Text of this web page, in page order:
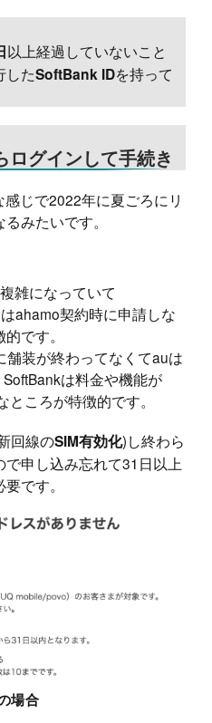
以上経過していないこと
したSoftBank IDを持って
ログインして手続き
じで2022年に夏ごろにリ
みたいです。
雑になっていて
ahamo契約時に申請しな
です。
舗装が終わってなくてauは
は料金や機能が
ころが特徴的です。
回線のSIM有効化)し終わら
申し込み忘れて31日以上
です。
場合